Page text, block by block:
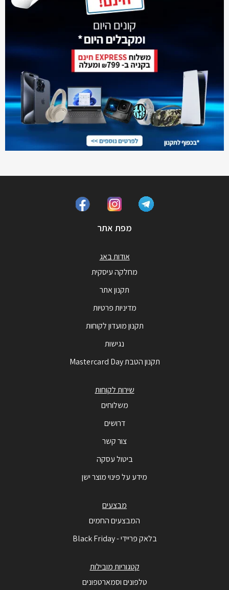
מפת אתר
אודות באג
מחלקה עיסקית
תקנון אתר
מדיניות פרטיות
תקנון מועדון לקוחות
נגישות
תקנון הטבת Mastercard Day
שירות לקוחות
משלוחים
דרושים
צור קשר
ביטול עסקה
מידע על פינוי מוצר ישן
מבצעים
המבצעים החמים
בלאק פריידי - Black Friday
קטגוריות מובילות
טלפונים וסמארטפונים